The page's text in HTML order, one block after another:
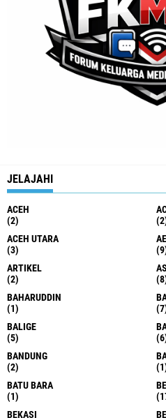
JELAJAHI
ACEH
(2)
ACEH UTARA
(3)
ARTIKEL
(2)
BAHARUDDIN
(1)
BALIGE
(5)
BANDUNG
(2)
BATU BARA
(1)
BEKASI